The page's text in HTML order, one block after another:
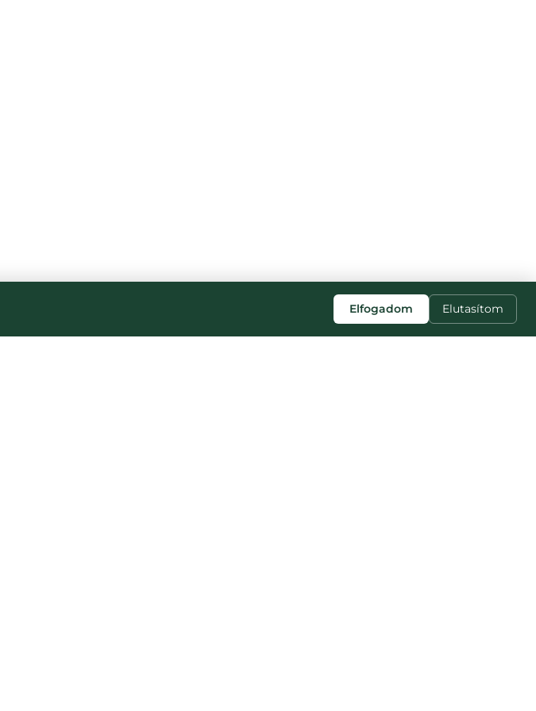
Elfogadom Elutasítom